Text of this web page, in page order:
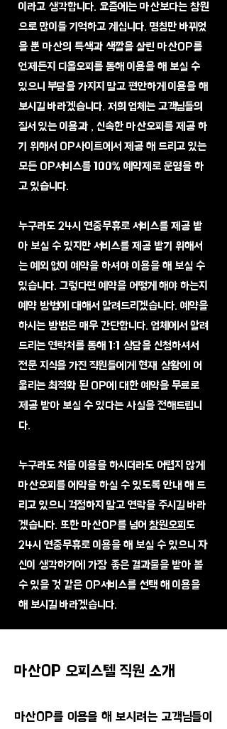
이라고 생각합니다. 요즘에는 마산보다는 창원
으로 많이들 기억하고 계십니다. 명칭만 바뀌었
을 뿐 마산의 특색과 색깔을 살린 마산OP를
언제든지 디올오피를 통해 이용을 해 보실 수
있으니 부담을 가지지 말고 편안하게 이용을 해
보시길 바라겠습니다. 저희 업체는 고객님들의
질서 있는 이용과 , 신속한 마산오피를 제공 하
기 위해서 OP사이트에서 제공 해 드리고 있는
모든 OP서비스를 100% 예약제로 운영을 하
고 있습니다.
누구라도 24시 연중무휴로 서비스를 제공 받
아 보실 수 있지만 서비스를 제공 받기 위해서
는 예외 없이 예약을 하셔야 이용을 해 보실 수
있습니다. 그렇다면 예약을 어떻게 해야 하는지
예약 방법에 대해서 알려드리겠습니다. 예약을
하시는 방법은 매우 간단합니다. 업체에서 알려
드리는 연락처를 통해 1:1 상담을 신청하셔서
전문 지식을 가진 직원들에게 현재 상황에 어
울리는 최적화 된 OP에 대한 예약을 무료로
제공 받아 보실 수 있다는 사실을 전해드립니
다.
​누구라도 처음 이용을 하시더라도 어렵지 않게
마산오피를 에약을 하실 수 있도록 안내 해 드
리고 있으니 걱정하지 말고 연락을 주시길 바라
겠습니다. 또한 마산OP를 넘어 창원오피 도
24시 연중무휴로 이용을 해 보실 수 있으니 자
신이 생각하기에 가장 좋은 결과물을 받아 볼
수 있을 것 같은 OP서비스를 선택 해 이용을
해 보시길 바라겠습니다.
마산OP 오피스텔 직원 소개
마산OP를 이용을 해 보시려는 고객님들이